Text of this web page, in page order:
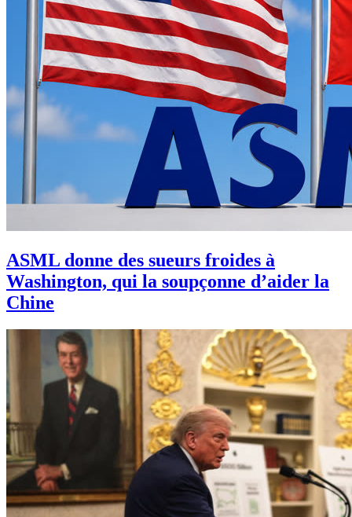
ASML donne des sueurs froides à
Washington, qui la soupçonne d’aider la
Chine